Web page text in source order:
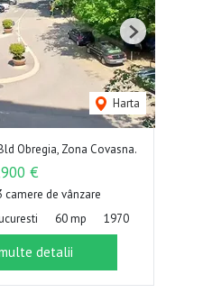
Harta
Next
Obregia, Zona Covasna.
€
camere de vânzare
60 mp 1970
detalii